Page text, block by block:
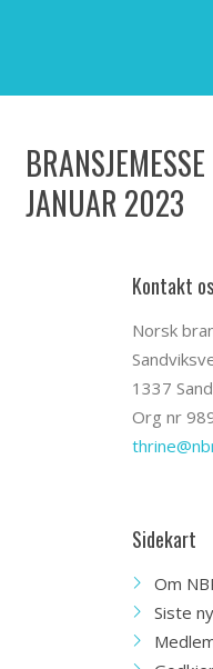
JANUAR 2023
Kontakt
Norsk
1337
Org nr
Sidekart
Om
Siste